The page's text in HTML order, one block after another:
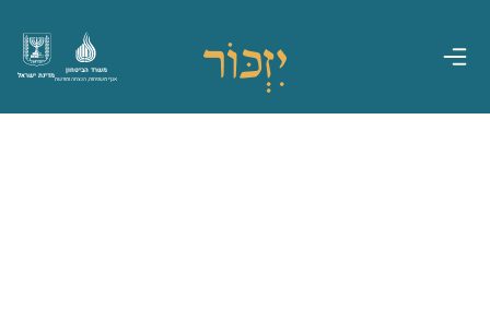
מדינת ישראל
משרד הביטחון
אגף משפחות, הנצחה ומורשת